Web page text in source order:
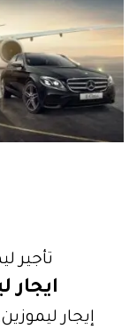
تأجير
ايجار
إيجار